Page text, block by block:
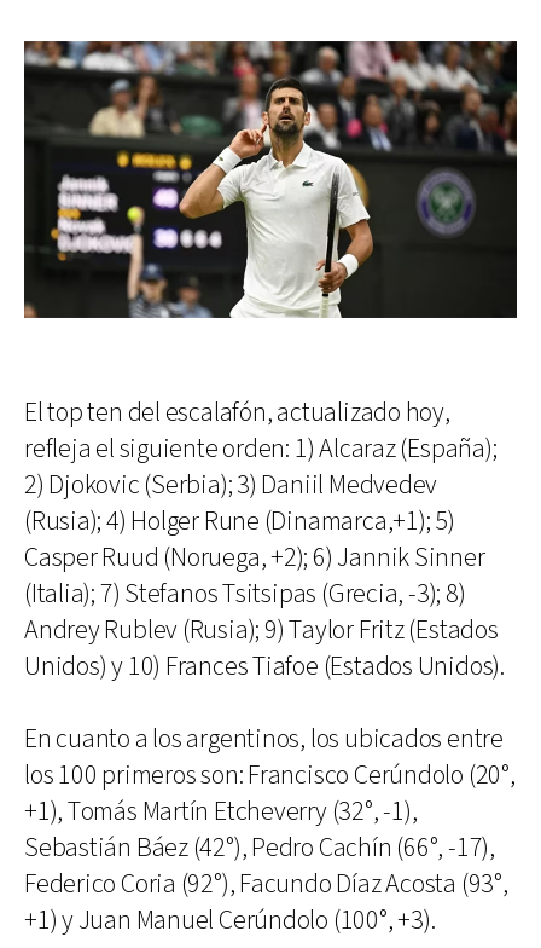
El top ten del escalafón, actualizado hoy,
refleja el siguiente orden: 1) Alcaraz (España);
2) Djokovic (Serbia); 3) Daniil Medvedev
(Rusia); 4) Holger Rune (Dinamarca,+1); 5)
Casper Ruud (Noruega, +2); 6) Jannik Sinner
(Italia); 7) Stefanos Tsitsipas (Grecia, -3); 8)
Andrey Rublev (Rusia); 9) Taylor Fritz (Estados
Unidos) y 10) Frances Tiafoe (Estados Unidos).
En cuanto a los argentinos, los ubicados entre
los 100 primeros son: Francisco Cerúndolo (20°,
+1), Tomás Martín Etcheverry (32°, -1),
Sebastián Báez (42°), Pedro Cachín (66°, -17),
Federico Coria (92°), Facundo Díaz Acosta (93°,
+1) y Juan Manuel Cerúndolo (100°, +3).